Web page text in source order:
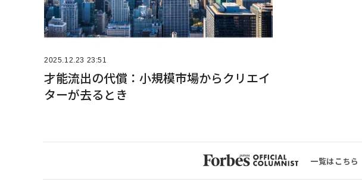
2025.12.23 23:51
才能流出の代償：小規模市場からクリエイ
ターが去るとき
一覧はこちら